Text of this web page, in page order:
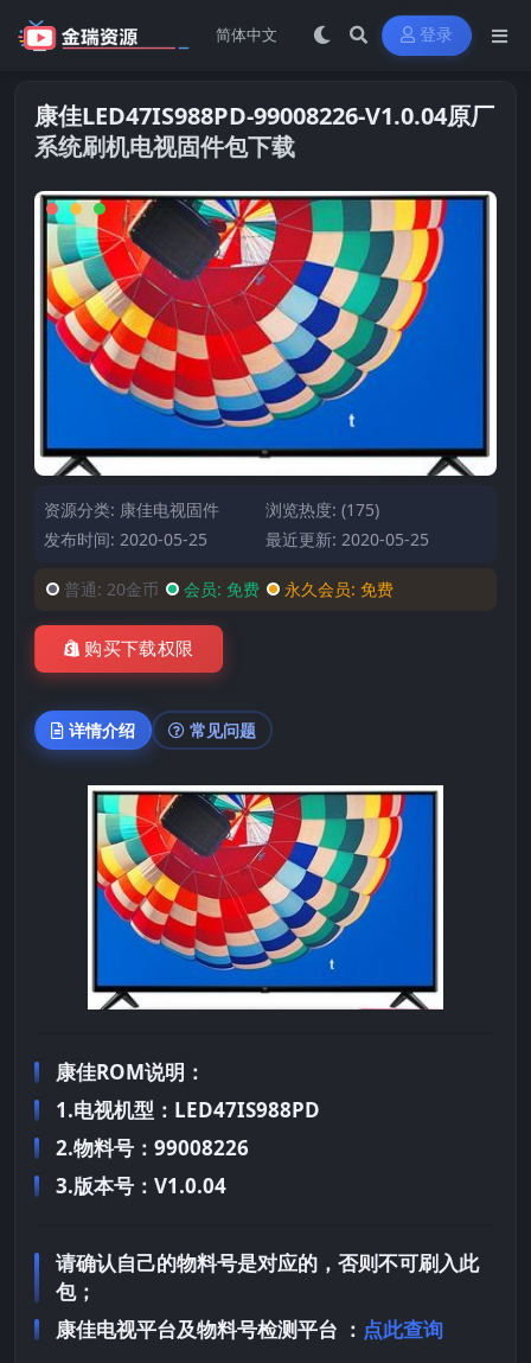
登录
康佳LED47IS988PD-99008226-V1.0.04原厂
系统刷机电视固件包下载
资源分类: 康佳电视固件
浏览热度: (175)
发布时间: 2020-05-25
最近更新: 2020-05-25
普通: 20金币 会员: 免费 永久会员: 免费
购买下载权限
详情介绍 常见问题
康佳ROM说明：
1.电视机型：LED47IS988PD
2.物料号：99008226
3.版本号：V1.0.04
请确认自己的物料号是对应的，否则不可刷入此
包；
康佳电视平台及物料号检测平台 ： 点此查询